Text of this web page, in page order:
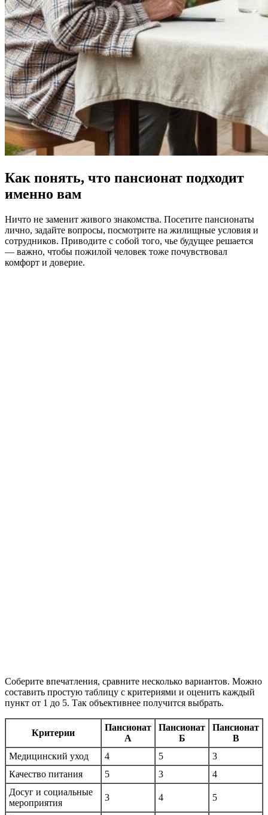
Как понять, что пансионат подходит
именно вам
Ничто не заменит живого знакомства. Посетите пансионаты
лично, задайте вопросы, посмотрите на жилищные условия и
сотрудников. Приводите с собой того, чье будущее решается
— важно, чтобы пожилой человек тоже почувствовал
комфорт и доверие.
Соберите впечатления, сравните несколько вариантов. Можно
составить простую таблицу с критериями и оценить каждый
пункт от 1 до 5. Так объективнее получится выбрать.
Критерии
Пансионат
А
Пансионат
Б
Пансионат
В
Медицинский уход
4 5
3
Качество питания
5 3
4
Досуг и социальные
мероприятия
3 4 5